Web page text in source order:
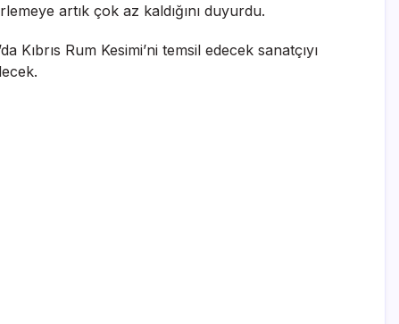
artık çok az kaldığını duyurdu.
Rum Kesimi’ni temsil edecek sanatçıyı